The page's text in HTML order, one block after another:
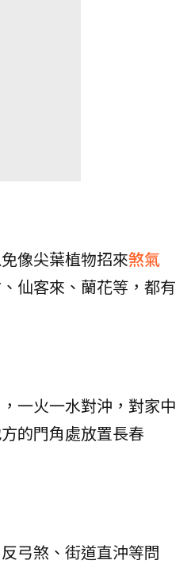
像尖葉植物招來煞氣
仙客來、蘭花等，都有
一火一水對沖，對家中
的門角處放置長春
弓煞、街道直沖等問